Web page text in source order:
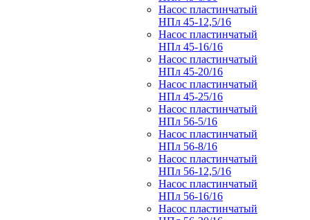
Насос пластинчатый
НПл 45-12,5/16
Насос пластинчатый
НПл 45-16/16
Насос пластинчатый
НПл 45-20/16
Насос пластинчатый
НПл 45-25/16
Насос пластинчатый
НПл 56-5/16
Насос пластинчатый
НПл 56-8/16
Насос пластинчатый
НПл 56-12,5/16
Насос пластинчатый
НПл 56-16/16
Насос пластинчатый